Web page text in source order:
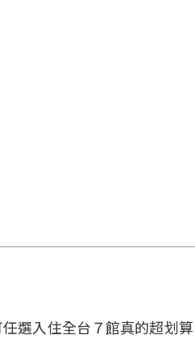
選入住全台７館真的超划